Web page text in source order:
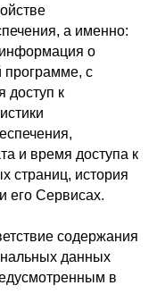
а именно:
о
программе, с
доступ к
и время доступа к
страниц, история
его Сервисах.
содержания
данных
в